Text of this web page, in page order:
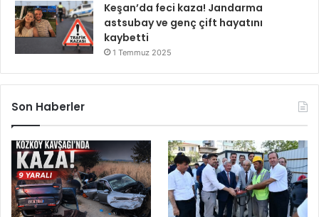
Keşan’da feci kaza! Jandarma
astsubay ve genç çift hayatını
kaybetti
1 Temmuz 2025
Son Haberler